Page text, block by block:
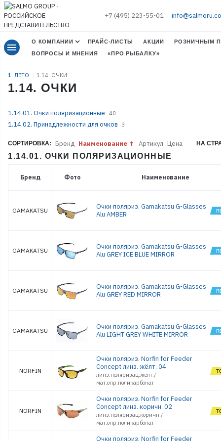
+7 (495) 223-55-01
menu О КОМПАНИИ ПРАЙС-ЛИСТЫ АКЦИИ
РОЗНИЧНЫМ
ВОПРОСЫ И МНЕНИЯ
«ПРО РЫБАЛКУ»
1. ЛЕТО 1.14. ОЧКИ
1.14. ОЧКИ
1.14.01. Очки поляризационные 40
1.14.02. Принадлежности для очков 3
СОРТИРОВКА: Бренд Наименование Артикул Цена НА
1.14.01. ОЧКИ ПОЛЯРИЗАЦИОННЫЕ
Бренд Фото Наименование
GAMAKATSU
Очки поляриз. Gamakatsu G-Glasses
Alu AMBER
GAMAKATSU
Очки поляриз. Gamakatsu G-Glasses
Alu GREY ICE BLUE MIRROR
GAMAKATSU
Очки поляриз. Gamakatsu G-Glasses
Alu GREY RED MIRROR
GAMAKATSU
Очки поляриз. Gamakatsu G-Glasses
Alu LIGHT GREY WHITE MIRROR
NORFIN
Очки поляриз. Norfin for Feeder
Concept линз. жёлт. 04
линз.поляризац.жёлт./
мат.опр.поликарбонат
NORFIN
Очки поляриз. Norfin for Feeder
Concept линз. коричн. 02
линз.поляризац.коричн./
мат.опр.поликарбонат
Очки поляриз. Norfin for Feeder